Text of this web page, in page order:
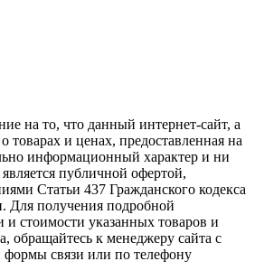
на то, что данный интернет-сайт, а
товарах и ценах, предоставленная на
информационный характер и ни
публичной офертой,
Статьи 437 Гражданского кодекса
Для получения подробной
стоимости указанных товаров и
обращайтесь к менеджеру сайта с
связи или по телефону